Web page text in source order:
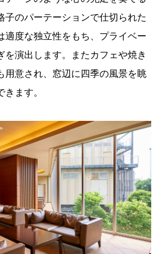
子のパーテーションで仕切られた
適度な独立性をもち、プライベー
を演出します。またカフェや焼き
用意され、窓辺に四季の風景を眺
ます。